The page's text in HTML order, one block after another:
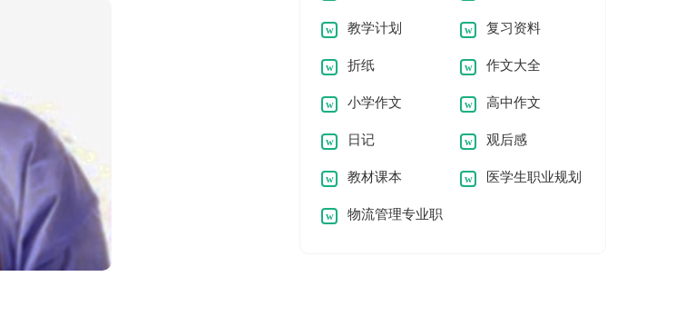
书 教学计划 复习资料
折纸 作文大全
小学作文 高中作文
日记 观后感
教材课本 医学生职业规划
物流管理专业职